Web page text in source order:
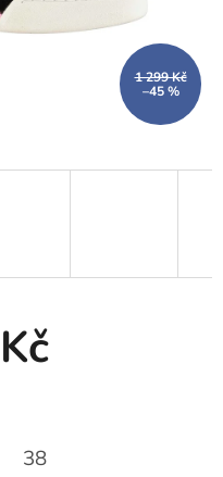
1 299 Kč
–45 %
38